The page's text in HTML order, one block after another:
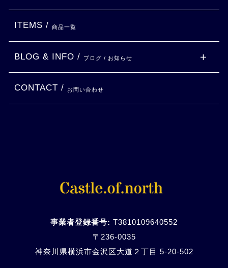
事業者登録番号: T3810109640552
〒236-0035
神奈川県横浜市金沢区大道２丁目 5-20-502
ITEMS / 商品一覧
BLOG & INFO / ブログ / お知らせ
CONTACT / お問い合わせ